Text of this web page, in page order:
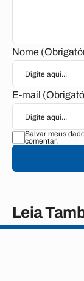
Nome
E-mail
Salvar meus
comentar.
Leia